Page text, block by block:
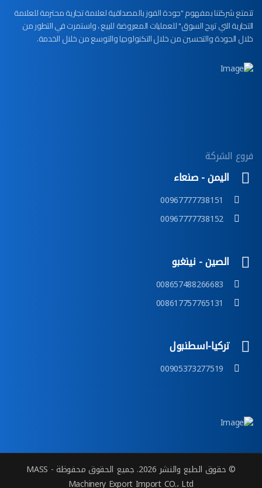
تتمتع شركتنا بمفهوم "جودة الفوز بالمصداقية لعلامة تجارية محترمة للعلامة
التجارية التي تربح السوق" للعمليات المعروضة للبيع ، واستمرت في التطور من
خلال الجودة والتحسين من خلال التكنولوجيا والتوسع من خلال الخدمة.
فروع الشركة
اليمن - صنعاء
00967777738151
00967777738152
الصين - نينغبو
008657488266683
008617757765131
تركيا-اسطنبول
00905373277519
© حقوق الطبع والنشر 2026. جميع الحقوق محفوظة - MASS
Machinery Export Import CO.، Ltd